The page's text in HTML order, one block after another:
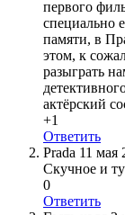
первого
специально
памяти, в
этом, к
разыграть
актёрский
+1
Ответить
Prada 11 мая
Скучное и
0
Ответить